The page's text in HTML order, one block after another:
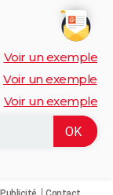
Voir un exemple
Voir un exemple
Voir un exemple